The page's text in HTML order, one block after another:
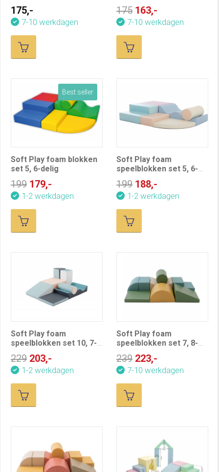
175,-
7-10 werkdagen
175 163,-
7-10 werkdagen
Best seller
Soft Play foam blokken
set 5, 6-delig
199 179,-
1-2 werkdagen
Soft Play foam
speelblokken set 5, 6-
delig, pastel
199 188,-
1-2 werkdagen
Soft Play foam
speelblokken set 10, 7-
229 203,-
1-2 werkdagen
Soft Play foam
speelblokken set 7, 8-
239 223,-
7-10 werkdagen